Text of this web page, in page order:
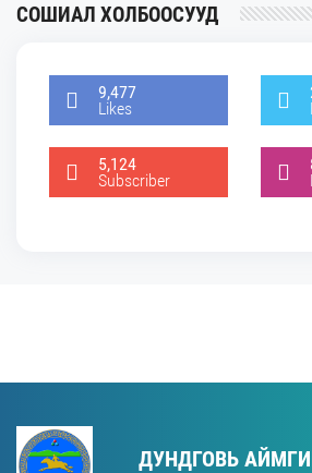
СОШИАЛ ХОЛБООСУУД
9,477
Likes
5,124
Subscriber
ДУНДГОВЬ